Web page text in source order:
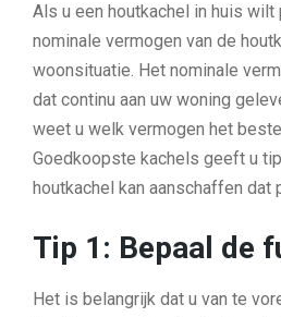
Als u een houtkachel in huis wilt
nominale vermogen van de
woonsituatie. Het nominale
dat continu aan uw woning
weet u welk vermogen het
Goedkoopste kachels geeft u
houtkachel kan aanschaffen dat
Tip 1: Bepaal de
Het is belangrijk dat u van te